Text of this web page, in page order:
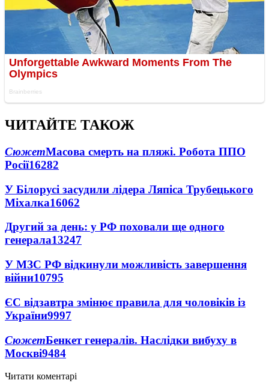
ЧИТАЙТЕ ТАКОЖ
СюжетМасова смерть на пляжі. Робота ППО
Росії16282
У Білорусі засудили лідера Ляпіса Трубецького
Міхалка16062
Другий за день: у РФ поховали ще одного
генерала13247
У МЗС РФ відкинули можливість завершення
війни10795
ЄС відзавтра змінює правила для чоловіків із
України9997
СюжетБенкет генералів. Наслідки вибуху в
Москві9484
Читати коментарі